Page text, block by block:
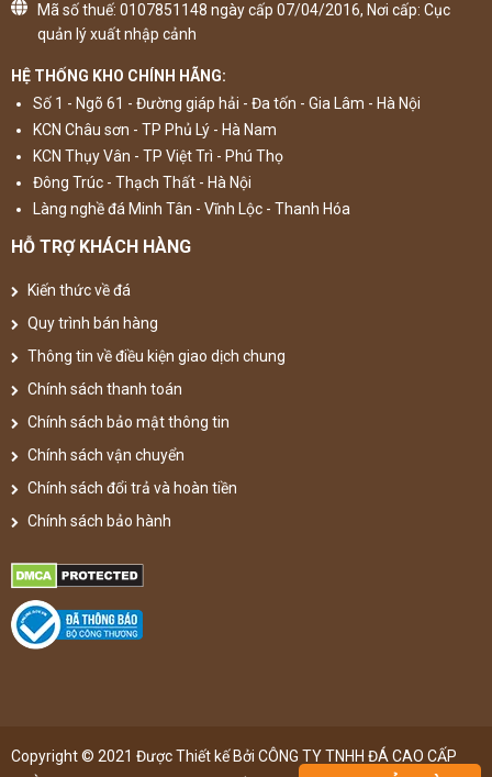
Mã số thuế: 0107851148 ngày cấp 07/04/2016, Nơi cấp: Cục
quản lý xuất nhập cảnh
HỆ THỐNG KHO CHÍNH HÃNG:
Số 1 - Ngõ 61 - Đường giáp hải - Đa tốn - Gia Lâm - Hà Nội
KCN Châu sơn - TP Phủ Lý - Hà Nam
KCN Thụy Vân - TP Việt Trì - Phú Thọ
Đông Trúc - Thạch Thất - Hà Nội
Làng nghề đá Minh Tân - Vĩnh Lộc - Thanh Hóa
HỖ TRỢ KHÁCH HÀNG
Kiến thức về đá
Quy trình bán hàng
Thông tin về điều kiện giao dịch chung
Chính sách thanh toán
Chính sách bảo mật thông tin
Chính sách vận chuyển
Chính sách đổi trả và hoàn tiền
Chính sách bảo hành
Copyright © 2021 Được Thiết kế Bởi CÔNG TY TNHH ĐÁ CAO CẤP